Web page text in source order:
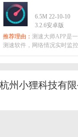
6.5M 22-10-10
3.2.6安卓版
推荐理由： 测速大师APP是
测速软件，网络情况实时监
杭州小狸科技有